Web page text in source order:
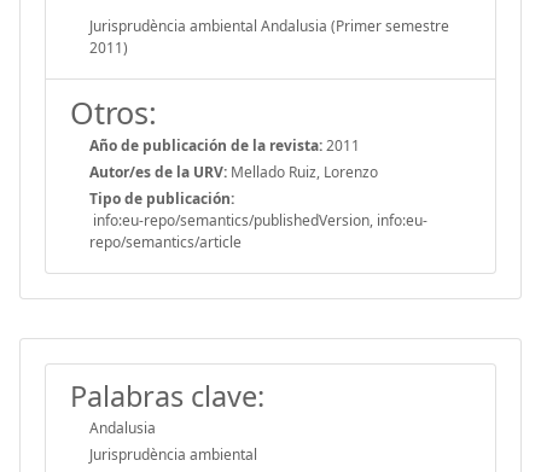
Jurisprudència ambiental Andalusia (Primer semestre
2011)
Otros:
Año de publicación de la revista:2011
Autor/es de la URV: Mellado Ruiz, Lorenzo
Tipo de publicación:
info:eu-repo/semantics/publishedVersion, info:eu-
repo/semantics/article
Palabras clave:
Andalusia
Jurisprudència ambiental